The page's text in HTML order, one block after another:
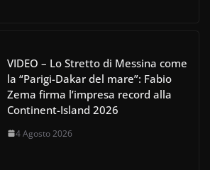
VIDEO – Lo Stretto di Messina come
la “Parigi-Dakar del mare”: Fabio
Zema firma l’impresa record alla
Continent-Island 2026
4 Agosto 2026